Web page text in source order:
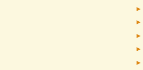
►
►
►
►
►